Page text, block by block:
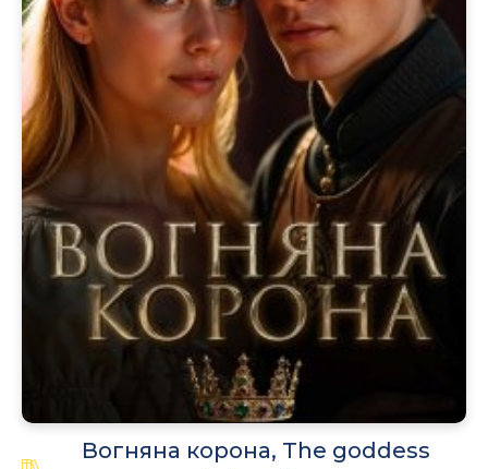
Вогняна корона, The goddess